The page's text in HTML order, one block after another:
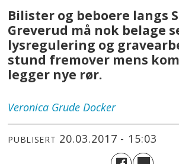
Bilister og beboere langs
Greverud må nok belage
lysregulering og
stund fremover mens
legger nye rør.
Veronica Grude Docker
PUBLISERT 20.03.2017 - 15:03